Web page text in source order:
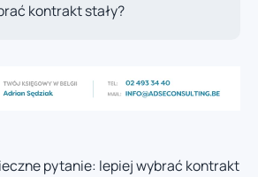
kontrakt stały?
pytanie: lepiej wybrać kontrakt